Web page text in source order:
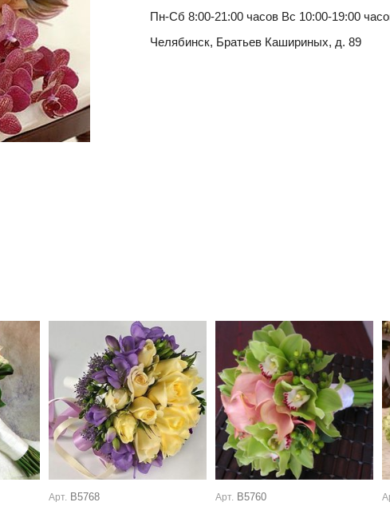
Пн-Сб 8:00-21:00 часов Вс 10:00-19:00
Челябинск, Братьев Кашириных, д. 89
Арт. В5768 Арт. В5760